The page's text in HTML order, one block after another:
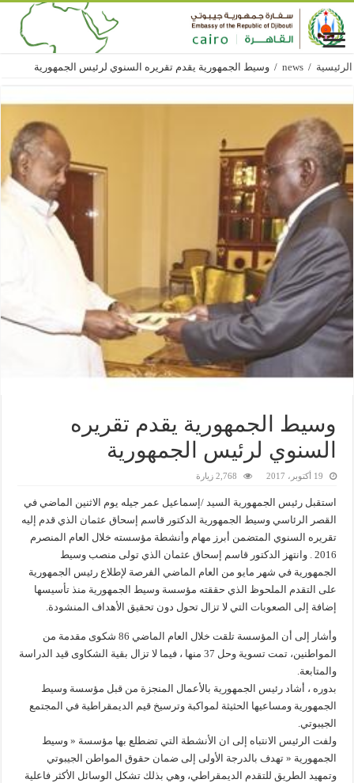
الرئيسية /
news
/ وسيط الجمهورية يقدم تقريره السنوي لرئيس الجمهورية
وسيط الجمهورية يقدم تقريره
السنوي لرئيس الجمهورية
19 أكتوبر، 2017 2,768 زيارة
استقبل رئيس الجمهورية السيد /إسماعيل عمر جيله يوم الاثنين الماضي في
القصر الرئاسي وسيط الجمهورية الدكتور قاسم إسحاق عثمان الذي قدم إليه
تقريره السنوي المتضمن أبرز مهام وأنشطة مؤسسته خلال العام المنصرم
2016 . وانتهز الدكتور قاسم إسحاق عثمان الذي تولى منصب وسيط
الجمهورية في شهر مايو من العام الماضي الفرصة لإطلاع رئيس الجمهورية
على التقدم الملحوظ الذي حققته مؤسسة وسيط الجمهورية منذ تأسيسها
إضافة إلى الصعوبات التي لا تزال تحول دون تحقيق الأهداف المنشودة.
وأشار إلى أن المؤسسة تلقت خلال العام الماضي 86 شكوى مقدمة من
المواطنين، تمت تسوية وحل 37 منها ، فيما لا تزال بقية الشكاوى قيد الدراسة
والمتابعة.
بدوره ، أشاد رئيس الجمهورية بالأعمال المنجزة من قبل مؤسسة وسيط
الجمهورية ومساعيها الحثيثة لمواكبة وترسيخ قيم الديمقراطية في المجتمع
الجيبوتي.
ولفت الرئيس الانتباه إلى ان الأنشطة التي تضطلع بها مؤسسة « وسيط
الجمهورية « تهدف بالدرجة الأولى إلى ضمان حقوق المواطن الجيبوتي
وتمهيد الطريق للتقدم الديمقراطي، وهي بذلك تشكل الوسائل الأكثر فاعلية